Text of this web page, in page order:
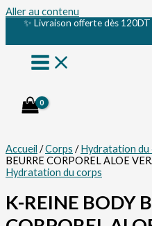
Aller au contenu
✨ Livraison offerte dès 120DT
Accueil /Corps /Hydratation du
BEURRE CORPOREL ALOE
Hydratation du corps
K-REINE BODY